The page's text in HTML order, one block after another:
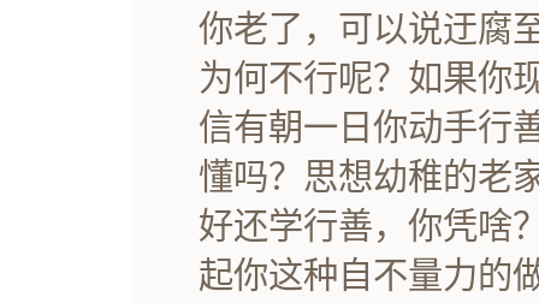
你老了，可以说迂腐
为何不行呢？如果你
信有朝一日你动手行
懂吗？思想幼稚的老
好还学行善，你凭啥
起你这种自不量力的